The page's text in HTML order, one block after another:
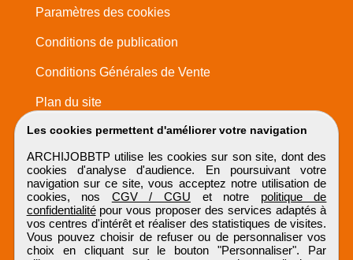
Les cookies permettent d'améliorer votre navigation
ARCHIJOBBTP utilise les cookies sur son site, dont des
cookies d'analyse d'audience. En poursuivant votre
navigation sur ce site, vous acceptez notre utilisation de
cookies, nos CGV / CGU et notre politique de
confidentialitépour vous proposer des services adaptés à
vos centres d'intérêt et réaliser des statistiques de visites.
Vous pouvez choisir de refuser ou de personnaliser vos
choix en cliquant sur le bouton "Personnaliser". Par
Paramètres des cookies
Conditions de publication
Conditions Générales de Vente
Plan du site